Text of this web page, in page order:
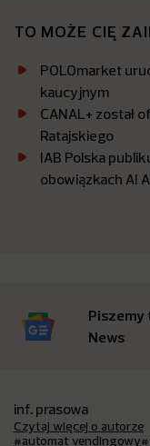
TO MOŻE CIĘ
POLOmarket
kaucyjnym
CANAL+ został
Ratajskiego
IAB Polska
obowiązkach AI
Piszemy
News
inf. prasowa
Czytaj więcej o autorze
#automat vendingowy